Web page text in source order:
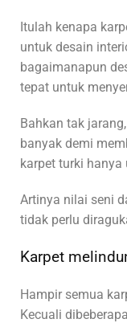
Itulah kenapa
untuk desain
bagaimanapun
tepat untuk
Bahkan tak
banyak demi
karpet turki
Artinya nilai seni
tidak perlu
Karpet
Hampir semua
Kecuali